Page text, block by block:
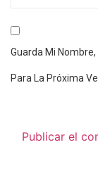
Guarda Mi
Para La Próxima